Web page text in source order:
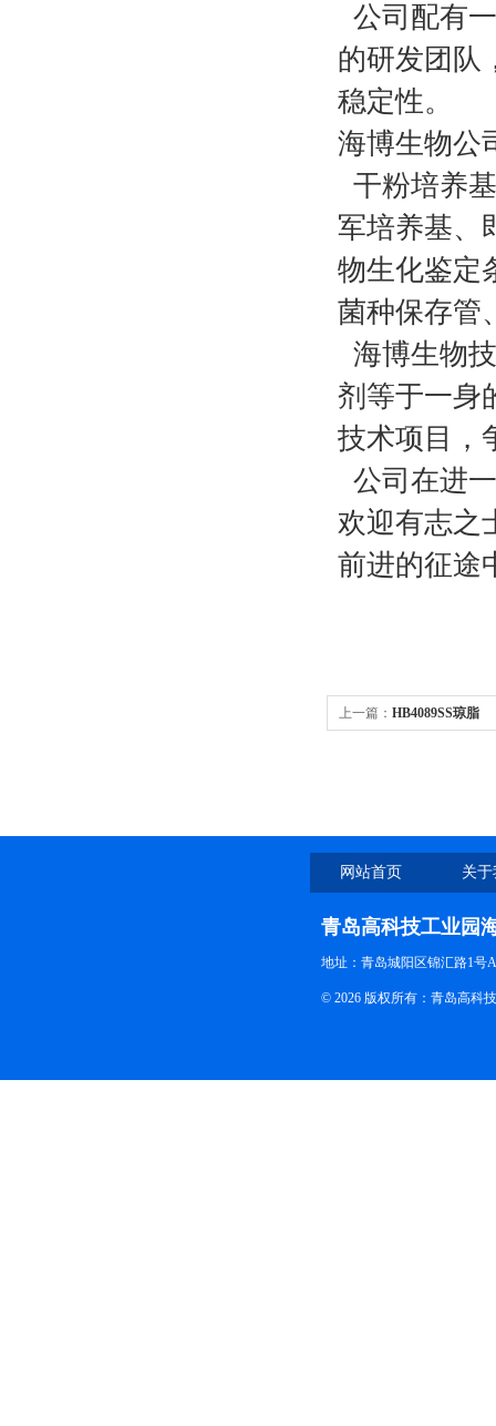
公司配有
的研发团队
稳定性。
海博生物公
干粉培养
军培养基、
物生化鉴定
菌种保存管
海博生物
剂等于一身
技术项目，
公司在进
欢迎有志之
前进的征途
上一篇： HB4089SS琼脂
网站首页 关
青岛高科技工业园
地址：青岛城阳区锦汇路1号
© 2026 版权所有：青岛高科